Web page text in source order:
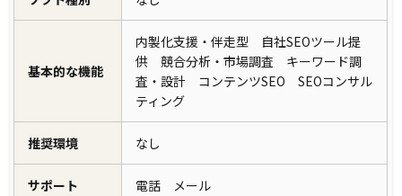
基本的な機能
内製化支援・伴走型 自社SEOツール提
供 競合分析・市場調査 キーワード調
査・設計 コンテンツSEO SEOコンサル
ティング
推奨環境 なし
サポート 電話 メール